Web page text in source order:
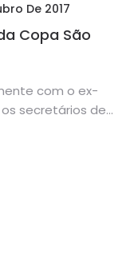
De 2017
Copa São
com o ex-
secretários de